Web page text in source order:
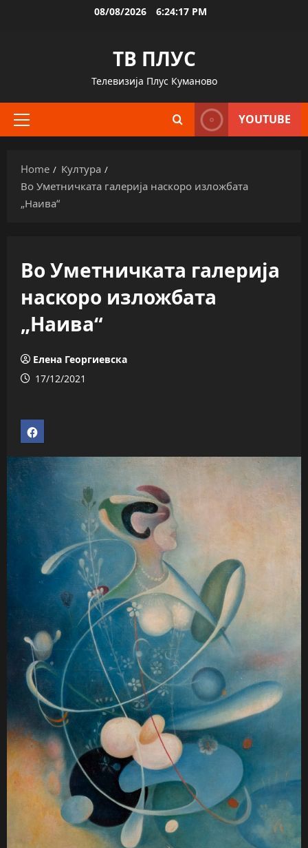
08/08/2026 6:24:18 PM
ТВ ПЛУС
Телевизија Плус Куманово
Primary
YOUTUBE
Home
Култура
Во Уметничката галерија наскоро изложбата
„Наива“
Во Уметничката галерија
наскоро изложбата
„Наива“
Елена Георгиевска
17/12/2021